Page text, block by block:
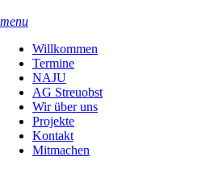
menu
Willkommen
Termine
NAJU
AG Streuobst
Wir über uns
Projekte
Kontakt
Mitmachen